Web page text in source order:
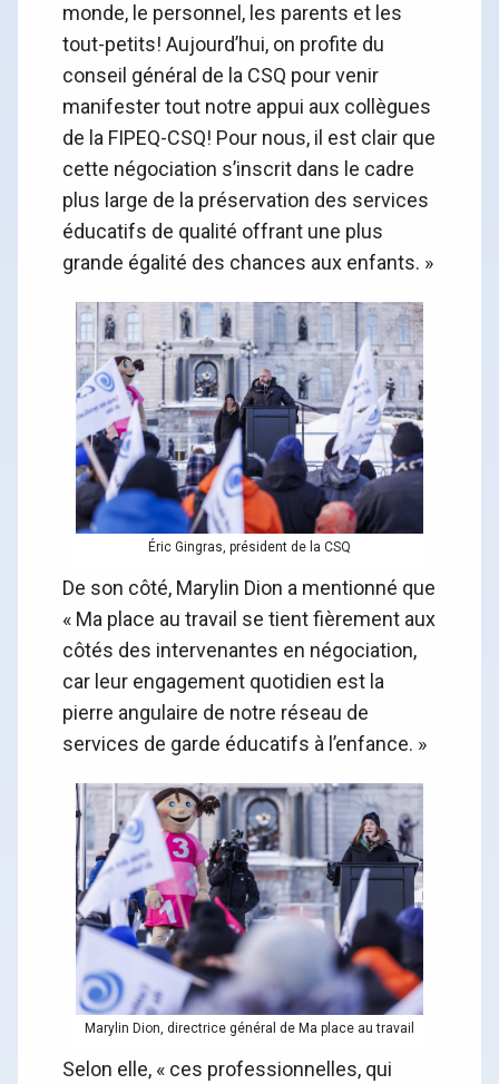
monde, le personnel, les parents et les
tout-petits! Aujourd’hui, on profite du
conseil général de la CSQ pour venir
manifester tout notre appui aux collègues
de la FIPEQ-CSQ! Pour nous, il est clair que
cette négociation s’inscrit dans le cadre
plus large de la préservation des services
éducatifs de qualité offrant une plus
grande égalité des chances aux enfants. »
Éric Gingras, président de la CSQ
De son côté, Marylin Dion a mentionné que
« Ma place au travail se tient fièrement aux
côtés des intervenantes en négociation,
car leur engagement quotidien est la
pierre angulaire de notre réseau de
services de garde éducatifs à l’enfance. »
Marylin Dion, directrice général de Ma place au travail
Selon elle, « ces professionnelles, qui